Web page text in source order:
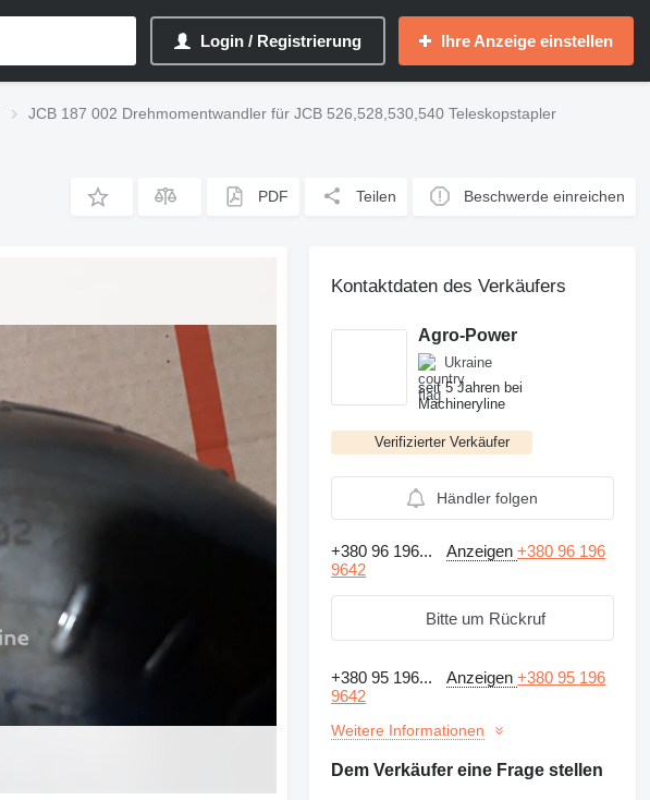
Login / Registrierung Ihre Anzeige einstellen
JCB 187 002 Drehmomentwandler für JCB 526,528,530,540 Teleskopstapler
PDF Teilen Beschwerde einreichen
Kontaktdaten des Verkäufers
Agro-Power
Ukraine
seit 5 Jahren bei
Machineryline
Verifizierter Verkäufer
Händler folgen
+380 96 196... Anzeigen+380 96 196
9642
Bitte um Rückruf
+380 95 196... Anzeigen+380 95 196
9642
Weitere Informationen
Dem Verkäufer eine Frage stellen